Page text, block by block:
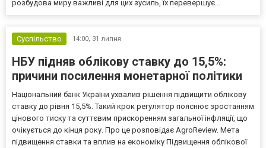
розбудова миру важливі для цих зусиль, їх перевершує...
Суспільство 14:00, 31 липня
НБУ підняв облікову ставку до 15,5%:
причини посилення монетарної політики
Національний банк України ухвалив рішення підвищити облікову
ставку до рівня 15,5%. Такий крок регулятор пояснює зростанням
цінового тиску та суттєвим прискоренням загальної інфляції, що
очікується до кінця року. Про це розповідає AgroReview. Мета
підвищення ставки та вплив на економіку Підвищення облікової